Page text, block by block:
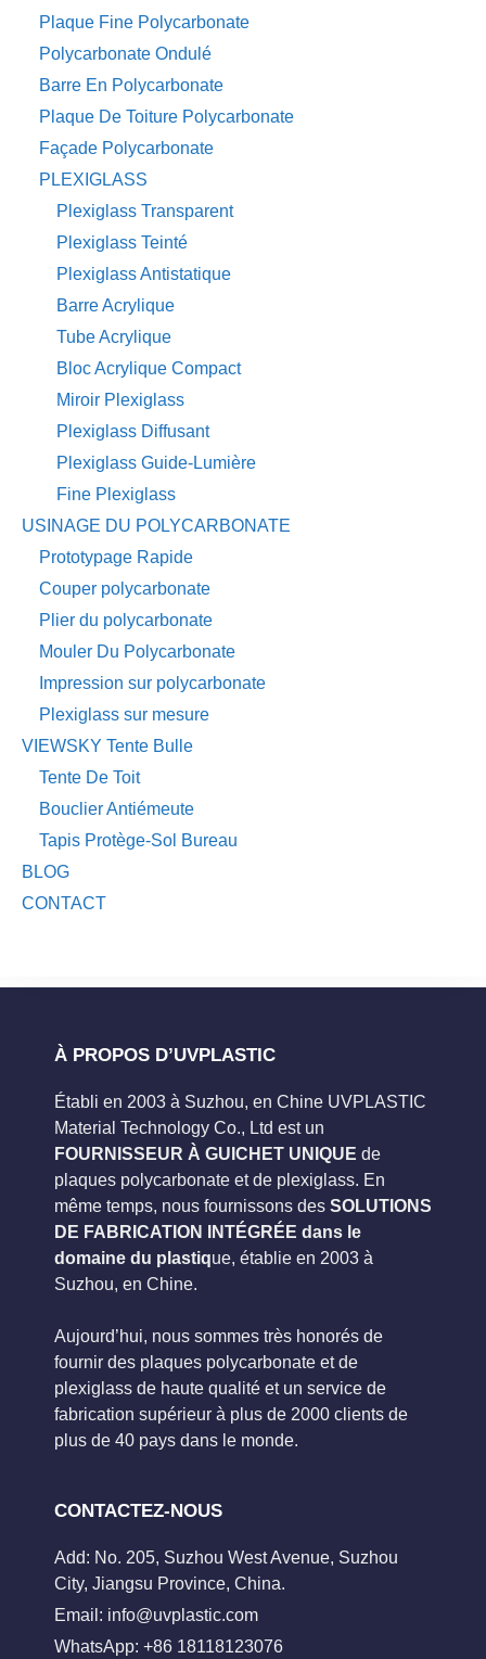
Plaque Fine Polycarbonate
Polycarbonate Ondulé
Barre En Polycarbonate
Plaque De Toiture Polycarbonate
Façade Polycarbonate
PLEXIGLASS
Plexiglass Transparent
Plexiglass Teinté
Plexiglass Antistatique
Barre Acrylique
Tube Acrylique
Bloc Acrylique Compact
Miroir Plexiglass
Plexiglass Diffusant
Plexiglass Guide-Lumière
Fine Plexiglass
USINAGE DU POLYCARBONATE
Prototypage Rapide
Couper polycarbonate
Plier du polycarbonate
Mouler Du Polycarbonate
Impression sur polycarbonate
Plexiglass sur mesure
VIEWSKY Tente Bulle
Tente De Toit
Bouclier Antiémeute
Tapis Protège-Sol Bureau
BLOG
CONTACT
À PROPOS D’UVPLASTIC
Établi en 2003 à Suzhou, en Chine UVPLASTIC
Material Technology Co., Ltd est un
FOURNISSEUR À GUICHET UNIQUE de
plaques polycarbonate et de plexiglass. En
même temps, nous fournissons des SOLUTIONS
DE FABRICATION INTÉGRÉE dans le
domaine du plastique, établie en 2003 à
Suzhou, en Chine.
Aujourd’hui, nous sommes très honorés de
fournir des plaques polycarbonate et de
plexiglass de haute qualité et un service de
fabrication supérieur à plus de 2000 clients de
plus de 40 pays dans le monde.
CONTACTEZ-NOUS
Add: No. 205, Suzhou West Avenue, Suzhou
City, Jiangsu Province, China.
Email: info@uvplastic.com
WhatsApp: +86 18118123076